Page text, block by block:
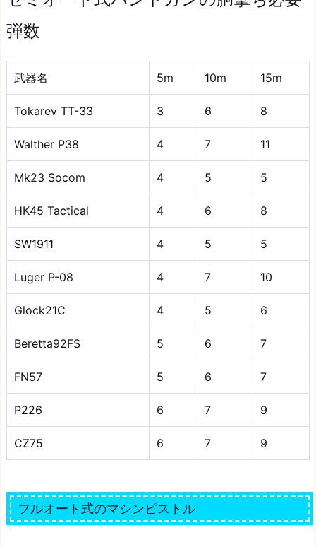
弾数
武器名 5m 10m 15m
Tokarev TT-33 3 6 8
Walther P38 4 7 11
Mk23 Socom 4 5 5
HK45 Tactical 4 6 8
SW1911 4 5 5
Luger P-08 4 7 10
Glock21C 4 5 6
Beretta92FS 5 6 7
FN57 5 6 7
P226 6 7 9
CZ75 6 7 9
フルオート式のマシンピストル